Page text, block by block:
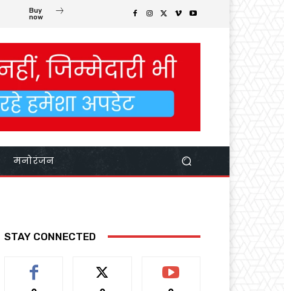
Buy
now
मनोरंजन
STAY CONNECTED